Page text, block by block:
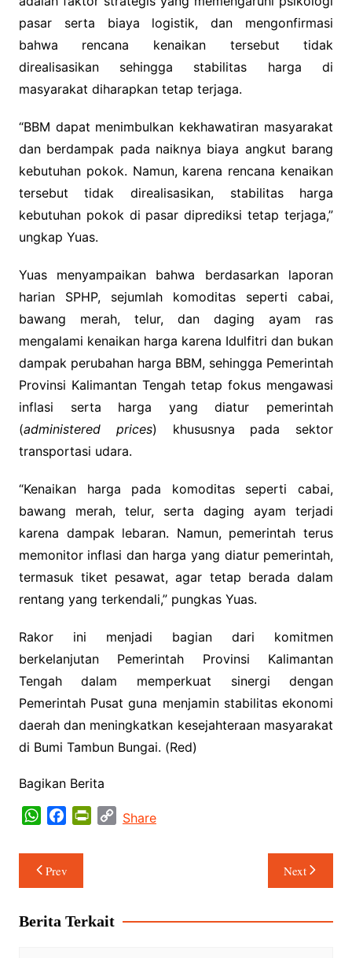
pasar serta biaya logistik, dan mengonfirmasi
bahwa rencana kenaikan tersebut tidak
direalisasikan sehingga stabilitas harga di
masyarakat diharapkan tetap terjaga.
“BBM dapat menimbulkan kekhawatiran masyarakat
dan berdampak pada naiknya biaya angkut barang
kebutuhan pokok. Namun, karena rencana kenaikan
tersebut tidak direalisasikan, stabilitas harga
kebutuhan pokok di pasar diprediksi tetap terjaga,”
ungkap Yuas.
Yuas menyampaikan bahwa berdasarkan laporan
harian SPHP, sejumlah komoditas seperti cabai,
bawang merah, telur, dan daging ayam ras
mengalami kenaikan harga karena Idulfitri dan bukan
dampak perubahan harga BBM, sehingga Pemerintah
Provinsi Kalimantan Tengah tetap fokus mengawasi
inflasi serta harga yang diatur pemerintah
(administered prices) khususnya pada sektor
transportasi udara.
“Kenaikan harga pada komoditas seperti cabai,
bawang merah, telur, serta daging ayam terjadi
karena dampak lebaran. Namun, pemerintah terus
memonitor inflasi dan harga yang diatur pemerintah,
termasuk tiket pesawat, agar tetap berada dalam
rentang yang terkendali,” pungkas Yuas.
Rakor ini menjadi bagian dari komitmen
berkelanjutan Pemerintah Provinsi Kalimantan
Tengah dalam memperkuat sinergi dengan
Pemerintah Pusat guna menjamin stabilitas ekonomi
daerah dan meningkatkan kesejahteraan masyarakat
di Bumi Tambun Bungai. (Red)
Bagikan Berita
W
a
t
s
p
c
e
b
o
r
CShare
Navigasi
pos
Prev Next
Berita Terkait